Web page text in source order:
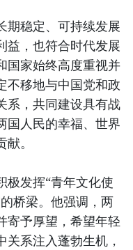
期稳定、可持续发展
益，也符合时代发展
国家始终高度重视并
不移地与中国党和政
系，共同建设具有战
国人民的幸福、世界
。
极发挥“青年文化使
桥梁。他强调，两
寄予厚望，希望年轻
系注入蓬勃生机，